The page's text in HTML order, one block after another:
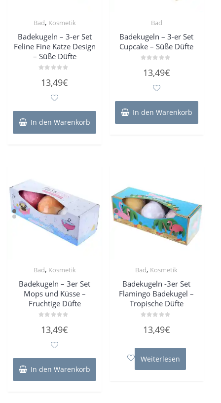
Bad, Kosmetik
Badekugeln – 3-er Set
Feline Fine Katze Design
– Süße Düfte
mit
13,49€
In den Warenkorb
Bad
Badekugeln – 3-er Set
Cupcake – Süße Düfte
mit
13,49€
In den Warenkorb
Bad, Kosmetik
Badekugeln – 3er Set
Mops und Küsse –
Fruchtige Düfte
mit
13,49€
In den Warenkorb
Bad, Kosmetik
Badekugeln -3er Set
Flamingo Badekugel –
Tropische Düfte
mit
5
13,49€
Weiterlesen